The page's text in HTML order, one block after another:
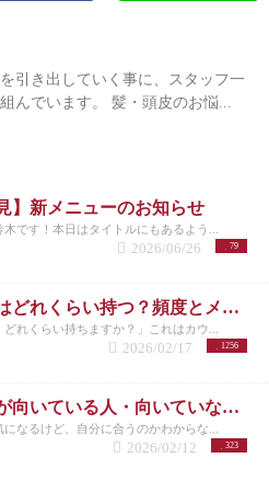
引き出していく事に、スタッフ一
んでいます。 髪・頭皮のお悩...
】新メニューのお知らせ
です！本日はタイトルにもあるよう...
79
2026/06/26
白髪ハイライトはどれくらい持つ？頻度とメンテナンスの目安を解説
どれくらい持ちますか？」これはカウ...
1256
2026/02/17
白髪ハイライトが向いている人・向いていない人｜後悔しない選び方 洗足
になるけど、自分に合うのかわからな...
323
2026/02/12